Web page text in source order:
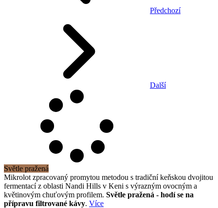
Předchozí
Další
Světle pražená
Mikrolot zpracovaný promytou metodou s tradiční keňskou dvojitou
fermentací z oblasti Nandi Hills v Keni s výrazným ovocným a
květinovým chuťovým profilem. Světle pražená - hodí se na
přípravu filtrované kávy. Více